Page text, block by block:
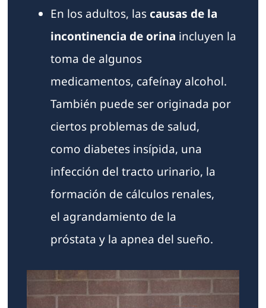
En los adultos, las causas de la
incontinencia de orina incluyen la
toma de algunos
medicamentos, cafeínay alcohol.
También puede ser originada por
ciertos problemas de salud,
como diabetes insípida, una
infección del tracto urinario, la
formación de cálculos renales,
el agrandamiento de la
próstata y la apnea del sueño.